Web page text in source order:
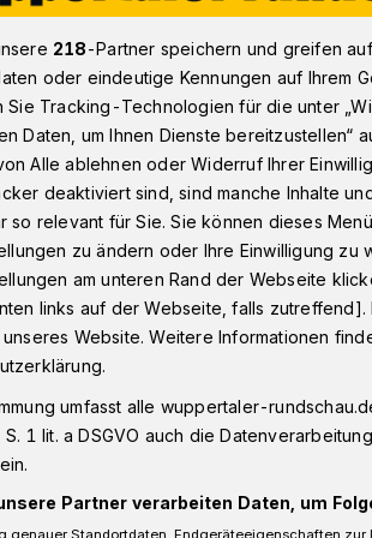
Himmelblau" jetzt neu in der Schönen Gasse
Café-Start
beliebte Gastronomie-Rubrik
(6. Juni 2020) zum ersten Mal
wieder erschienen ist, gibt es
aus der Wuppertaler
218-Partner speichern und greifen
oder eindeutige Kennungen auf Ihrem
Sie Tracking-Technologien für die unter
Daten, um Ihnen Dienste bereitzustellen“
Alle ablehnen oder Widerruf Ihrer
deaktiviert sind, sind manche Inhalte
so relevant für Sie. Sie können dieses
zu ändern oder Ihre Einwilligung zu
am unteren Rand der Webseite
links auf der Webseite, falls zutreffend].
Website. Weitere Informationen
umfasst alle wuppertaler-
1 lit. a DSGVO auch die
Partner verarbeiten Daten, um
genauer Standortdaten. Endgeräteeigenschaften